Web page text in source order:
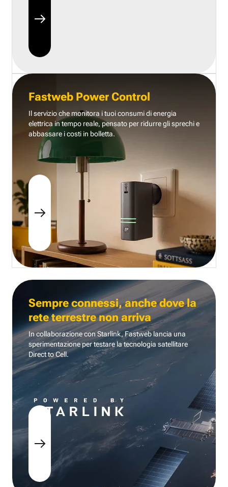
Fastweb Power Control
Il servizio che monitora i tuoi consumi di energia
elettrica in tempo reale, pensato per ridurre gli sprechi e
abbassare i costi in bolletta.
Sempre connessi, anche dove la
rete terrestre non arriva
In collaborazione con Starlink, Fastweb lancia una
sperimentazione per testare la tecnologia satellitare
Direct to Cell.